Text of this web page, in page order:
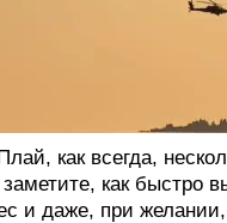
как всегда,
как быстро
и даже, при